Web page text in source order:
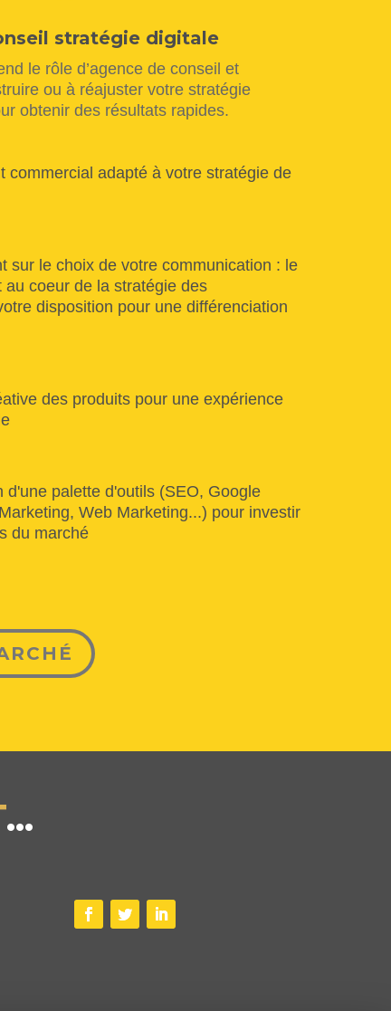
stratégie digitale
le rôle d’agence de conseil et
ou à réajuster votre stratégie
obtenir des résultats rapides.
commercial adapté à votre stratégie de
sur le choix de votre communication : le
au coeur de la stratégie des
disposition pour une différenciation
des produits pour une expérience
d'une palette d'outils (SEO, Google
Web Marketing...) pour investir
du marché
...